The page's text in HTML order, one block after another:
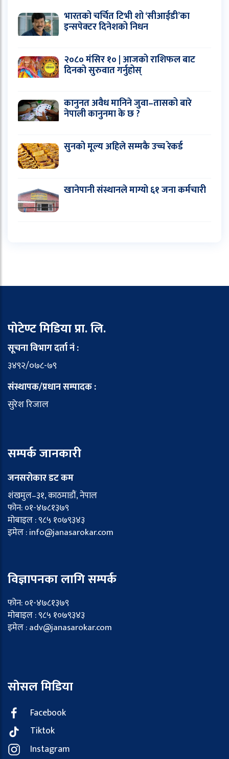
भारतको चर्चित टिभी शो ‘सीआईडी’का
इन्सपेक्टर दिनेशको निधन
२०८० मंसिर १० | आजको राशिफल बाट
दिनको सुरुवात गर्नुहोस्
कानुनत अवैध मानिने जुवा–तासको बारे
नेपाली कानुनमा के छ ?
सुनको मूल्य अहिले सम्मकै उच्च रेकर्ड
खानेपानी संस्थानले माग्यो ६१ जना कर्मचारी
पोटेण्ट मिडिया प्रा. लि.
सूचना विभाग दर्ता नं :
३४९२/०७८-७९
संस्थापक/प्रधान सम्पादक :
सुरेश रिजाल
सम्पर्क जानकारी
जनसरोकार डट कम
शंखमुल–३१, काठमाडौं, नेपाल
फोन: ०१-४७८१३७९
मोबाइल : ९८५ १०७९३४३
इमेल : info@janasarokar.com
विज्ञापनका लागि सम्पर्क
फोन: ०१-४७८१३७९
मोबाइल : ९८५ १०७९३४३
इमेल : adv@janasarokar.com
सोसल मिडिया
Facebook
Tiktok
Instagram